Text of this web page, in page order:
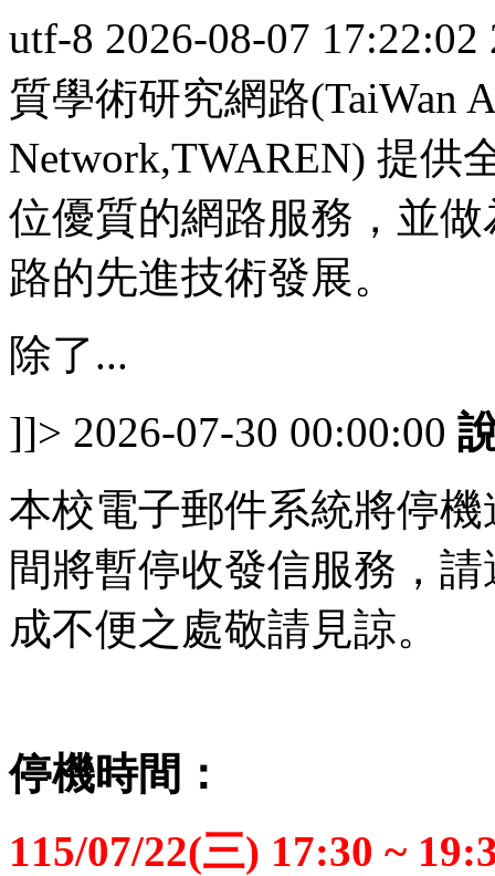
utf-8 2026-08-07 17:22:02
質學術研究網路(TaiWan
Network,TWAREN) 提供
位優質的網路服務，並
路的先進技術發展。
除了...
]]> 2026-07-30 00:00:00
本校電子郵件系統將停
間將暫停收發信服務，
成不便之處敬請見諒。
停機時間：
115/07/22(三) 17:30 ~